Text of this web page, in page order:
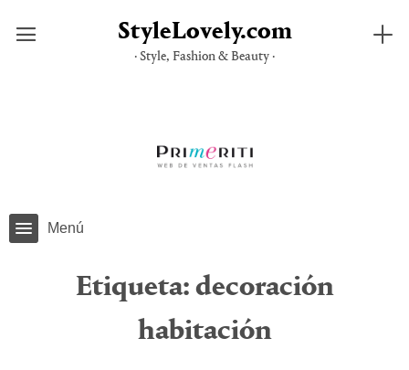
StyleLovely.com
· Style, Fashion & Beauty ·
Menú
Etiqueta: decoración
habitación